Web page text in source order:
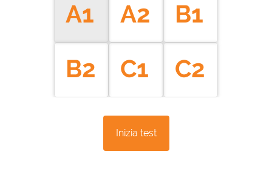
A1 A2
B1
B2
C1 C2
Inizia test